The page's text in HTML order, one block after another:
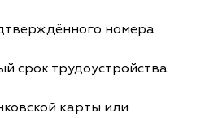
номера
срок трудоустройства
карты или